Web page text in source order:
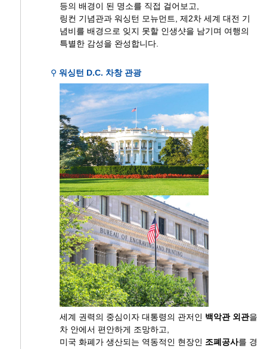
등의 배경이 된 명소를 직접 걸어보고,
링컨 기념관과 워싱턴 모뉴먼트, 제2차 세계 대전 기
념비를 배경으로 잊지 못할 인생샷을 남기며 여행의
특별한 감성을 완성합니다.
⚲ 워싱턴 D.C. 차창 관광
세계 권력의 중심이자 대통령의 관저인 백악관 외관을
차 안에서 편안하게 조망하고,
미국 화폐가 생산되는 역동적인 현장인 조폐공사를 경